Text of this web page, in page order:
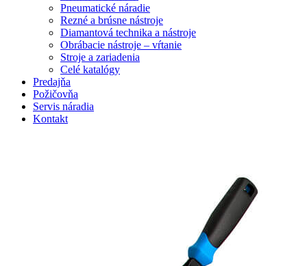
Pneumatické náradie
Rezné a brúsne nástroje
Diamantová technika a nástroje
Obrábacie nástroje – vŕtanie
Stroje a zariadenia
Celé katalógy
Predajňa
Požičovňa
Servis náradia
Kontakt